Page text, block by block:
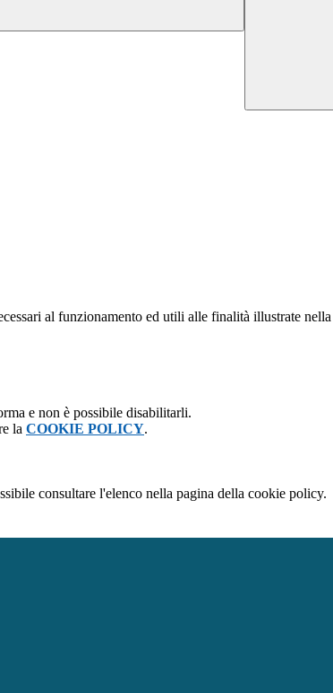
al funzionamento ed utili alle finalità illustrate nella
e non è possibile disabilitarli.
la COOKIE POLICY.
consultare l'elenco nella pagina della cookie policy.